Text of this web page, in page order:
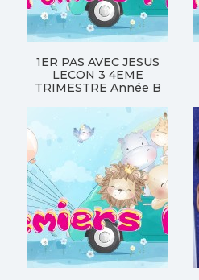
1ER PAS AVEC JESUS
LECON 3 4EME
TRIMESTRE Année B